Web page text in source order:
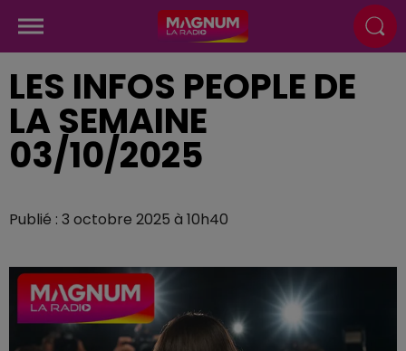
LES INFOS PEOPLE DE
LA SEMAINE
03/10/2025
Publié : 3 octobre 2025 à 10h40